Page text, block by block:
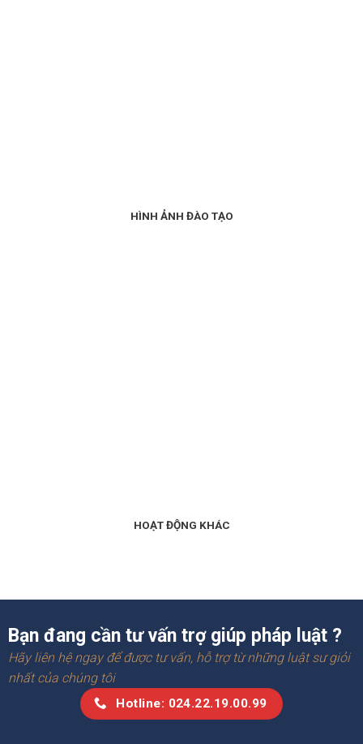
HÌNH ẢNH ĐÀO TẠO
HOẠT ĐỘNG KHÁC
Bạn đang cần tư vấn trợ giúp pháp luật ?
Hãy liên hệ ngay để được tư vấn, hỗ trợ từ những luật sư giỏi
nhất của chúng tôi
Hotline: 024.22.19.00.99